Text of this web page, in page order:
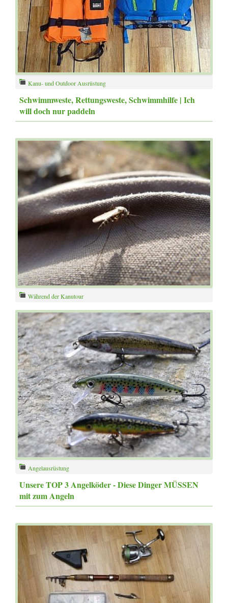
Kanu- und Outdoor Ausrüstung
Schwimmweste, Rettungsweste, Schwimmhilfe | Ich
will doch nur paddeln
Während der Kanutour
Mücken - Moskitos - Stechmücken
Angelausrüstung
Unsere TOP 3 Angelköder - Diese Dinger MÜSSEN
mit zum Angeln